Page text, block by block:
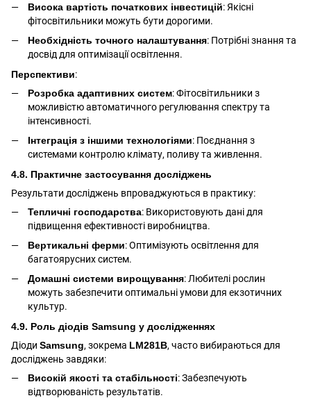
Висока вартість початкових інвестицій: Якісні
фітосвітильники можуть бути дорогими.
Необхідність точного налаштування: Потрібні знання та
досвід для оптимізації освітлення.
Перспективи:
Розробка адаптивних систем:Фітосвітильники з
можливістю автоматичного регулювання спектру та
інтенсивності.
Інтеграція з іншими технологіями: Поєднання з
системами контролю клімату, поливу та живлення.
4.8. Практичне застосування досліджень
Результати досліджень впроваджуються в практику:
Тепличні господарства: Використовують дані для
підвищення ефективності виробництва.
Вертикальні ферми: Оптимізують освітлення для
багатоярусних систем.
Домашні системи вирощування: Любителі рослин
можуть забезпечити оптимальні умови для екзотичних
культур.
4.9. Роль діодів Samsung у дослідженнях
Діоди Samsung, зокрема LM281B, часто вибираються для
досліджень завдяки:
Високій якості та стабільності: Забезпечують
відтворюваність результатів.